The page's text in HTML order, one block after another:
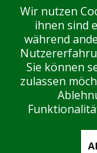
Impressum
Tags
Wir nutzen
ihnen sind
während
Sie können
zulassen